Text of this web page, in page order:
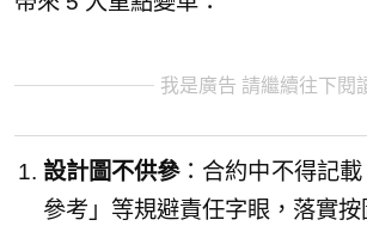
我是廣告 請繼續往下閱
設計圖不供參：合約中不得記
參考」等規避責任字眼，落實按